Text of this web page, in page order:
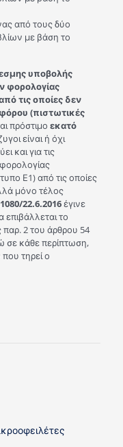
από τους δύο
με βάση το
υποβολής
φορολογίας
τις οποίες δεν
(πιστωτικές
πρόστιμο εκατό
είναι ή όχι
και για τις
Ε1) από τις οποίες
μόνο τέλος
22.6.2016έγινε
επιβάλλεται το
παρ. 2 του άρθρου 54
σε κάθε περίπτωση,
τηρεί ο